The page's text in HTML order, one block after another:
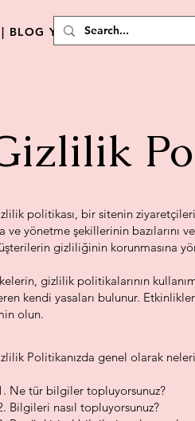
BLOG YAZARI
politikası, bir sitenin
ve yönetme şekillerinin bazılarını
gizliliğinin korunmasına
gizlilik politikalarının
kendi yasaları bulunur.
olun.
Politikanızda genel olarak
Ne tür bilgiler topluyorsunuz?
Bilgileri nasıl topluyorsunuz?